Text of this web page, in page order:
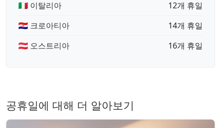
🇮🇹 이탈리아
12개 휴일
🇭🇷 크로아티아
14개 휴일
🇦🇹 오스트리아
16개 휴일
공휴일에 대해 더 알아보기